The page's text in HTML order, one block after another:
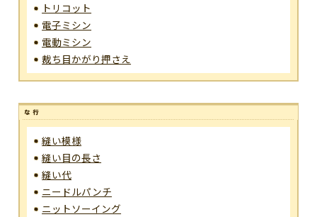
トリコット
電子ミシン
電動ミシン
裁ち目かがり押さえ
縫い模様
縫い目の長さ
縫い代
ニードルパンチ
ニットソーイング